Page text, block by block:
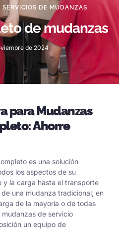
SERVICIOS DE MUDANZAS
de mudanzas
de 2024
para Mudanzas
Ahorre
es una solución
los aspectos de su
y la carga hasta el transporte
una mudanza tradicional, en
de la mayoría o de todas
de servicio
un equipo de